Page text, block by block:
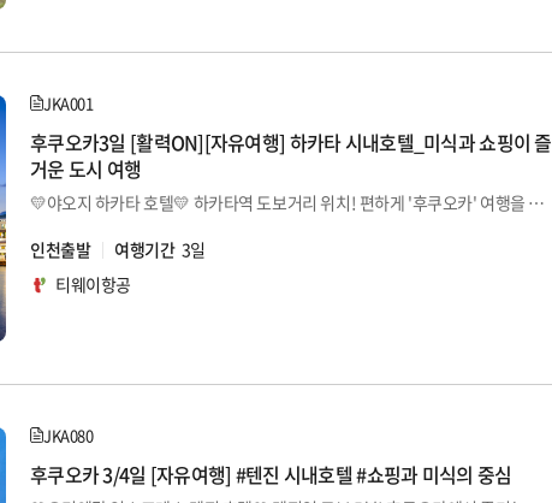
JKA001
후쿠오카3일 [활력ON][자유여행] 하카타 시내호텔_미식과 쇼핑이 즐
거운 도시 여행
💛야오지 하카타 호텔💛 하카타역 도보거리 위치! 편하게 '후쿠오카' 여행을 즐겨보세요!
인천출발
여행기간 3일
티웨이항공
JKA080
후쿠오카 3/4일 [자유여행] #텐진 시내호텔 #쇼핑과 미식의 중심